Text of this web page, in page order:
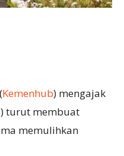
Kemenhub) mengajak
turut membuat
memulihkan